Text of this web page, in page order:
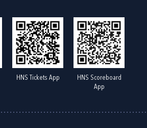
HNS Tickets App
HNS Scoreboard
App